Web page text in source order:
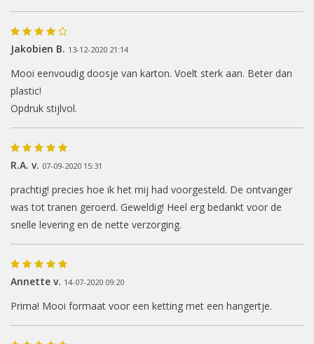
Jakobien B. 13-12-2020 21:14
Mooi eenvoudig doosje van karton. Voelt sterk aan. Beter dan
plastic!
Opdruk stijlvol.
R.A. v. 07-09-2020 15:31
prachtig! precies hoe ik het mij had voorgesteld. De ontvanger
was tot tranen geroerd. Geweldig! Heel erg bedankt voor de
snelle levering en de nette verzorging.
Annette v. 14-07-2020 09:20
Prima! Mooi formaat voor een ketting met een hangertje.